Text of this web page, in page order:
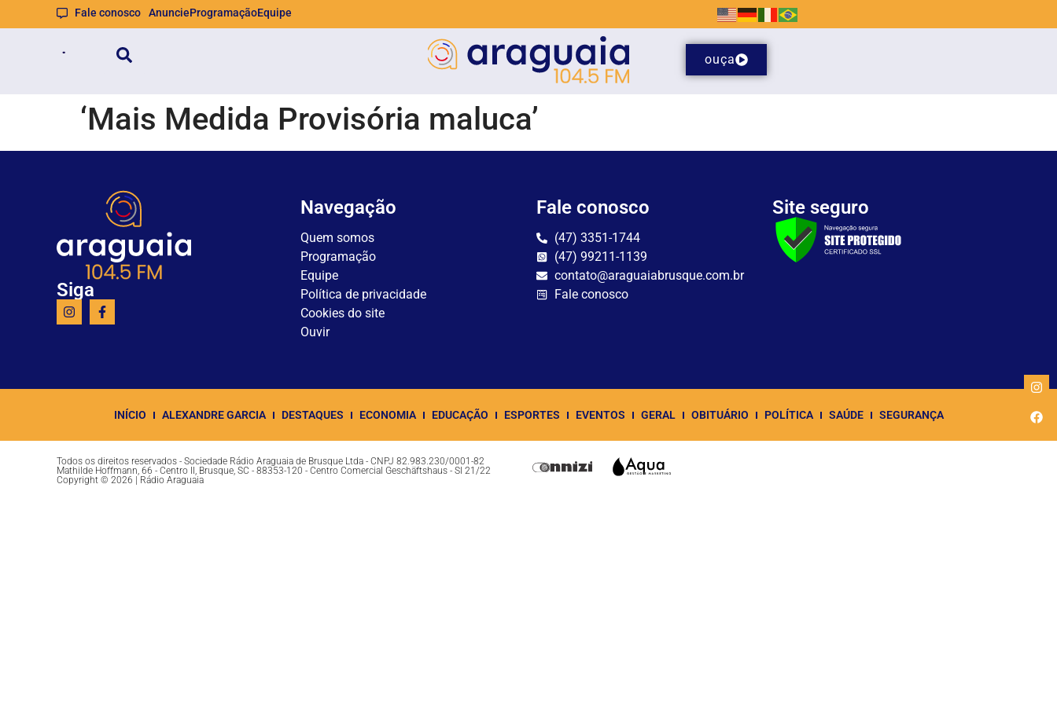
Fale conosco AnuncieProgramaçãoEquipe
ouça
‘Mais Medida Provisória maluca’
Siga
Navegação
Quem somos
Programação
Equipe
Política de privacidade
Cookies do site
Ouvir
Fale conosco
(47) 3351-1744
(47) 99211-1139
contato@araguaiabrusque.com.br
Fale conosco
Site seguro
INÍCIO ALEXANDRE GARCIA DESTAQUES ECONOMIA EDUCAÇÃO ESPORTES EVENTOS GERAL OBITUÁRIO POLÍTICA SAÚDE SEGURANÇA
Todos os direitos reservados - Sociedade Rádio Araguaia de Brusque Ltda - CNPJ 82.983.230/0001-82
Mathilde Hoffmann, 66 - Centro II, Brusque, SC - 88353-120 - Centro Comercial Geschäftshaus - Sl 21/22
Copyright © 2026 | Rádio Araguaia